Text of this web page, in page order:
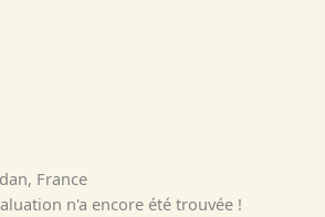
France
n'a encore été trouvée !